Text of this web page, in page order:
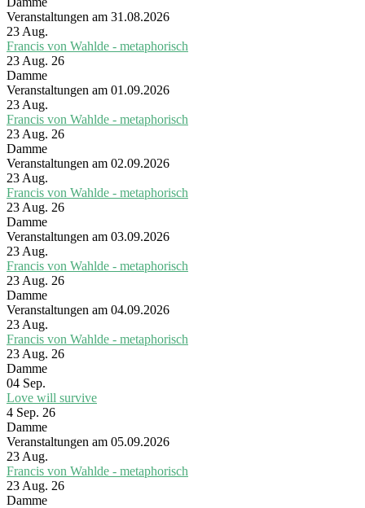
Veranstaltungen am 31.08.2026
23 Aug.
Francis von Wahlde - metaphorisch
23 Aug. 26
Damme
Veranstaltungen am 01.09.2026
23 Aug.
Francis von Wahlde - metaphorisch
23 Aug. 26
Damme
Veranstaltungen am 02.09.2026
23 Aug.
Francis von Wahlde - metaphorisch
23 Aug. 26
Damme
Veranstaltungen am 03.09.2026
23 Aug.
Francis von Wahlde - metaphorisch
23 Aug. 26
Damme
Veranstaltungen am 04.09.2026
23 Aug.
Francis von Wahlde - metaphorisch
23 Aug. 26
Damme
04 Sep.
Love will survive
4 Sep. 26
Damme
Veranstaltungen am 05.09.2026
23 Aug.
Francis von Wahlde - metaphorisch
23 Aug. 26
Damme